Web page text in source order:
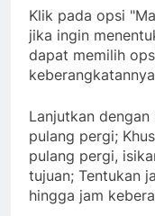
Klik pada opsi
jika ingin
dapat memilih
Lanjutkan
pulang pergi;
pulang pergi,
tujuan; Tentukan
hingga jam